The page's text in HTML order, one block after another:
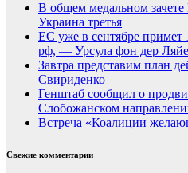
В общем медальном
Украина третья
ЕС уже в сентябре примет
рф, — Урсула фон дер
Завтра представим план
Свириденко
Генштаб сообщил о
Слобожанском
Встреча «Коалиции
Свежие комментарии